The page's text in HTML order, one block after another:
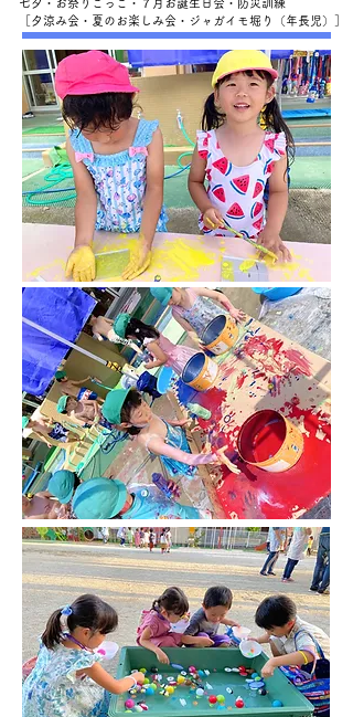
七夕・お祭りごっこ・７月お誕生日会・防災訓練
［夕涼み会・夏のお楽しみ会・ジャガイモ堀り（年長児）］